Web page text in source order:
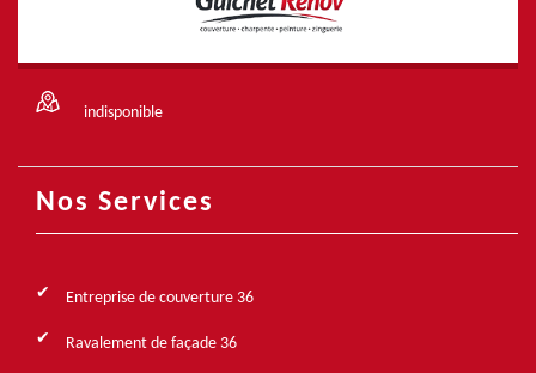
indisponible
Nos Services
Entreprise de couverture 36
Ravalement de façade 36